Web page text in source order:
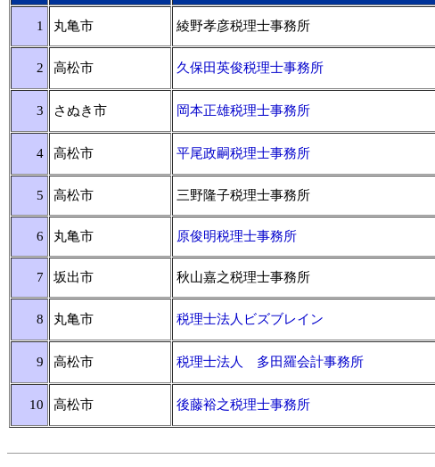
1 丸亀市 綾野孝彦税理士事務所
2 高松市 久保田英俊税理士事務所
3 さぬき市 岡本正雄税理士事務所
4 高松市 平尾政嗣税理士事務所
5 高松市 三野隆子税理士事務所
6 丸亀市 原俊明税理士事務所
7 坂出市 秋山嘉之税理士事務所
8 丸亀市 税理士法人ビズブレイン
9 高松市 税理士法人 多田羅会計事務所
10 高松市 後藤裕之税理士事務所